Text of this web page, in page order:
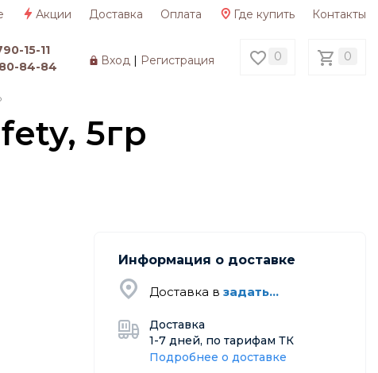
Акции Доставка Оплата Где купить Контакты
Вход| Регистрация 0 0
15-11
84-84
5гр
Информация о доставке
Доставка в задать...
Доставка
1-7 дней, по тарифам ТК
Подробнее о доставке